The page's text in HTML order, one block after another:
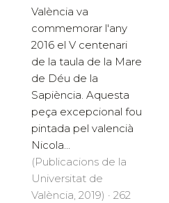
València va
commemorar l'any
2016 el V centenari
de la taula de la Mare
de Déu de la
Sapiència. Aquesta
peça excepcional fou
pintada pel valencià
Nicola...
(Publicacions de la
Universitat de
València, 2019) · 262